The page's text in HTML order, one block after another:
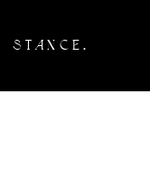
STANCE.